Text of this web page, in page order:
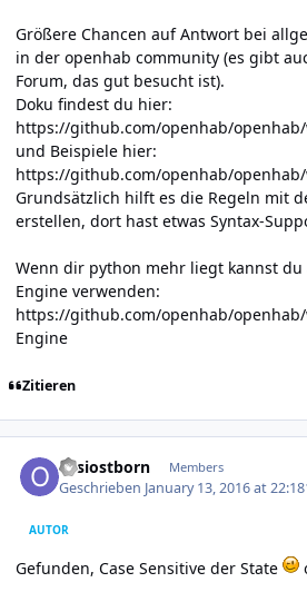
Größere Chancen auf Antwort bei
in der openhab community (es gibt
Forum, das gut besucht ist).
Doku findest du hier:
https://github.com/openhab/
und Beispiele hier:
https://github.com/openhab/openhab/
Grundsätzlich hilft es die Regeln mit
erstellen, dort hast etwas Syntax-
Wenn dir python mehr liegt kannst du
Engine verwenden:
https://github.com/openhab/openhab/
Engine
Zitieren
ossiostborn Members
Geschrieben January 13, 2016 at 22:18
AUTOR
Gefunden, Case Sensitive der State